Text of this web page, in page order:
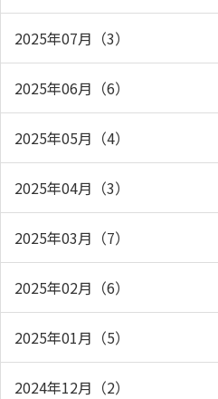
2025年07月（3）
2025年06月（6）
2025年05月（4）
2025年04月（3）
2025年03月（7）
2025年02月（6）
2025年01月（5）
2024年12月（2）